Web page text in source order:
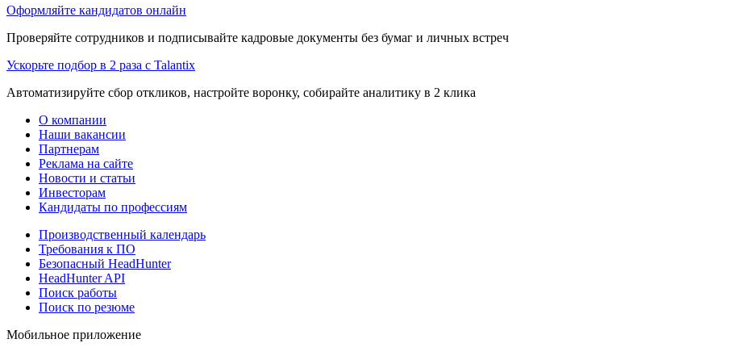
Оформляйте кандидатов онлайн
Проверяйте сотрудников и подписывайте кадровые документы без бумаг и личных встреч
Ускорьте подбор в 2 раза с Talantix
Автоматизируйте сбор откликов, настройте воронку, собирайте аналитику в 2 клика
О компании
Наши вакансии
Партнерам
Реклама на сайте
Новости и статьи
Инвесторам
Кандидаты по профессиям
Производственный календарь
Требования к ПО
Безопасный HeadHunter
HeadHunter API
Поиск работы
Поиск по резюме
Мобильное приложение